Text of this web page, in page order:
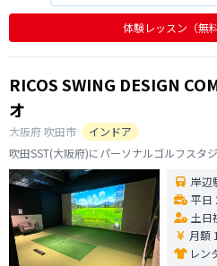
ングしてからの分析やアドバイス
した シュミレーションゴルフも興
も利用できるとのことなので入会
体験レッスン （無
RICOS SWING DESIGN
オ
大阪府 吹田市
インドア
吹田SST(大阪府)にパーソナルゴルフスタジ
岸辺
平日
土日
月額
レン